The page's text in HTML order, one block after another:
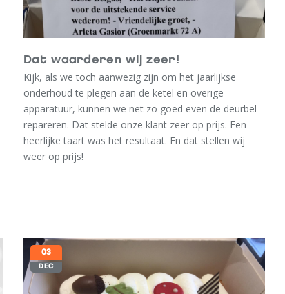
Dat waarderen wij zeer!
Kijk, als we toch aanwezig zijn om het jaarlijkse
onderhoud te plegen aan de ketel en overige
apparatuur, kunnen we net zo goed even de deurbel
repareren. Dat stelde onze klant zeer op prijs. Een
heerlijke taart was het resultaat. En dat stellen wij
weer op prijs!
03
DEC